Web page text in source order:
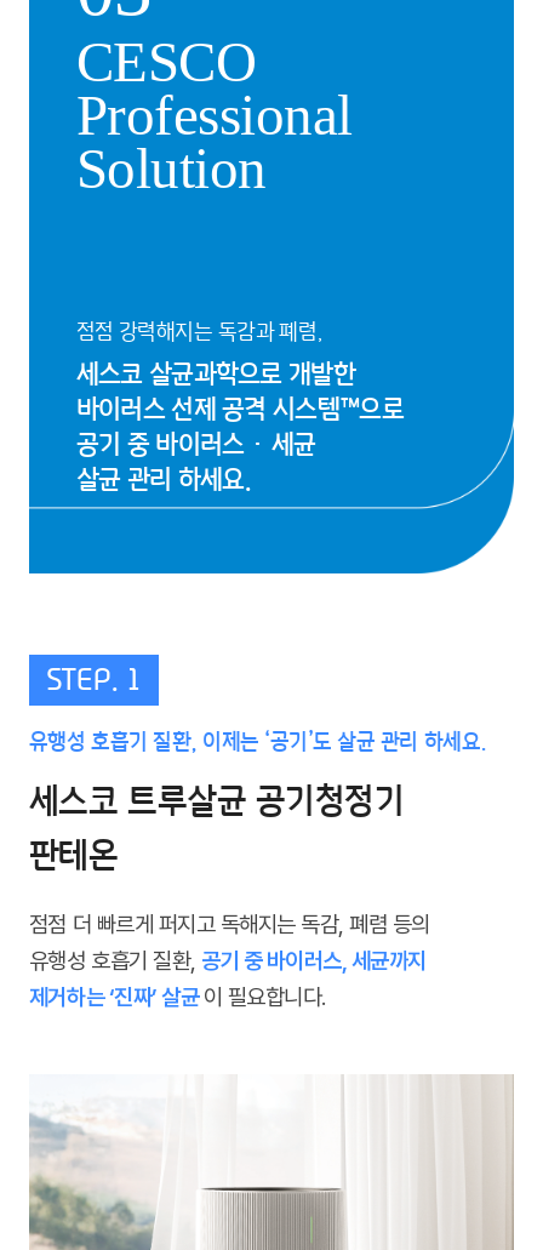
CESCO
Professional
Solution
점점 강력해지는 독감과 폐렴,
세스코 살균과학으로 개발한
바이러스 선제 공격 시스템™으로
공기 중 바이러스·세균
살균 관리 하세요.
STEP. 1
유행성 호흡기 질환, 이제는 ‘공기’도 살균 관리 하세요.
세스코 트루살균 공기청정기
판테온
점점 더 빠르게 퍼지고 독해지는 독감, 폐렴 등의
유행성 호흡기 질환, 공기 중 바이러스, 세균까지
제거하는 ‘진짜’ 살균이 필요합니다.